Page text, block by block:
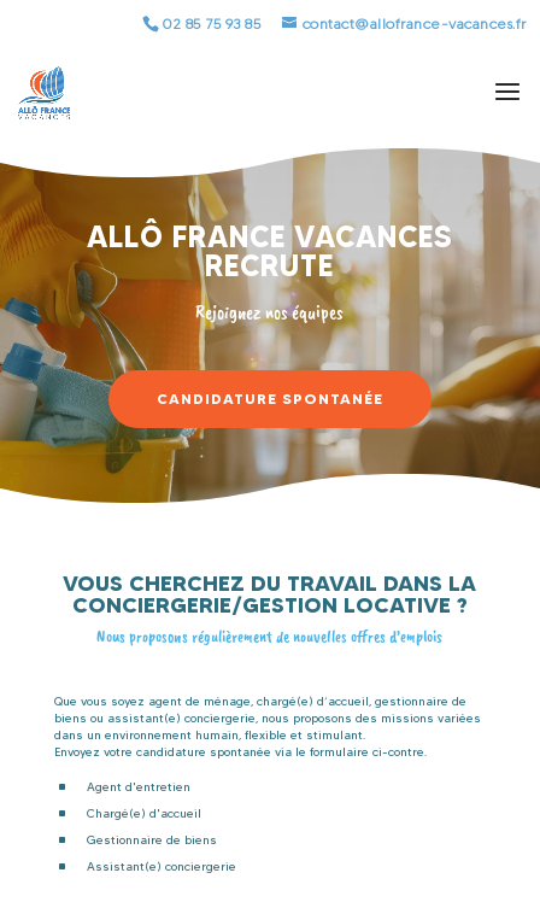
02 85 75 93 85 contact@allofrance-vacances.fr
ALLÔ FRANCE VACANCES
RECRUTE
Rejoignez nos équipes
CANDIDATURE SPONTANÉE
VOUS CHERCHEZ DU TRAVAIL DANS LA
CONCIERGERIE/GESTION LOCATIVE ?
Nous proposons régulièrement de nouvelles offres d’emplois
Que vous soyez agent de ménage, chargé(e) d’accueil, gestionnaire de
biens ou assistant(e) conciergerie, nous proposons des missions variées
dans un environnement humain, flexible et stimulant.
Envoyez votre candidature spontanée via le formulaire ci-contre.
^ Agent d'entretien
^ Chargé(e) d'accueil
^ Gestionnaire de biens
^ Assistant(e) conciergerie